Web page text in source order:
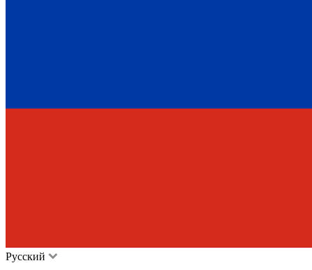
Русский